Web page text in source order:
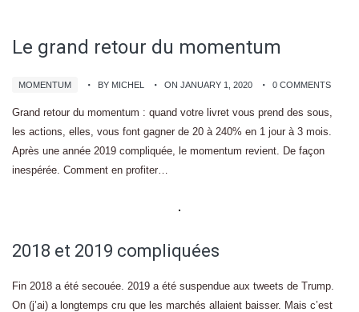
Le grand retour du momentum
MOMENTUM BY MICHEL ON JANUARY 1, 2020 0 COMMENTS
Grand retour du momentum : quand votre livret vous prend des sous,
les actions, elles, vous font gagner de 20 à 240% en 1 jour à 3 mois.
Après une année 2019 compliquée, le momentum revient. De façon
inespérée. Comment en profiter…
2018 et 2019 compliquées
Fin 2018 a été secouée. 2019 a été suspendue aux tweets de Trump.
On (j’ai) a longtemps cru que les marchés allaient baisser. Mais c’est